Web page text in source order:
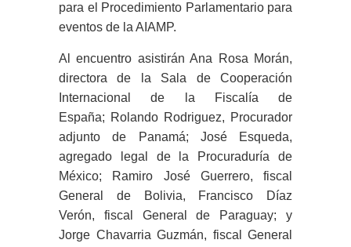
para el Procedimiento Parlamentario para
eventos de la AIAMP.
Al encuentro asistirán Ana Rosa Morán,
directora de la Sala de Cooperación
Internacional de la Fiscalía de
España; Rolando Rodriguez, Procurador
adjunto de Panamá; José Esqueda,
agregado legal de la Procuraduría de
México; Ramiro José Guerrero, fiscal
General de Bolivia, Francisco Díaz
Verón, fiscal General de Paraguay; y
Jorge Chavarria Guzmán, fiscal General